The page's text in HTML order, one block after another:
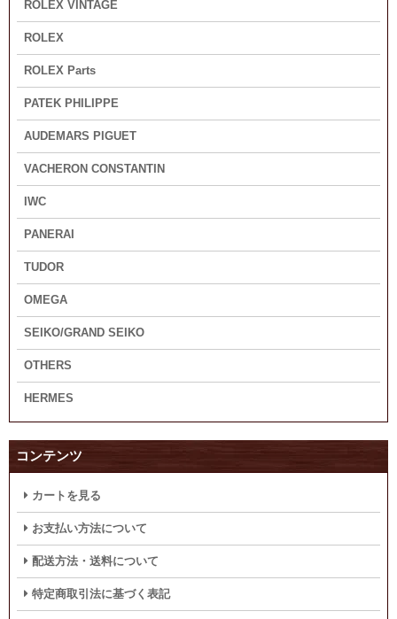
ROLEX VINTAGE
ROLEX
ROLEX Parts
PATEK PHILIPPE
AUDEMARS PIGUET
VACHERON CONSTANTIN
IWC
PANERAI
TUDOR
OMEGA
SEIKO/GRAND SEIKO
OTHERS
HERMES
コンテンツ
カートを見る
お支払い方法について
配送方法・送料について
特定商取引法に基づく表記